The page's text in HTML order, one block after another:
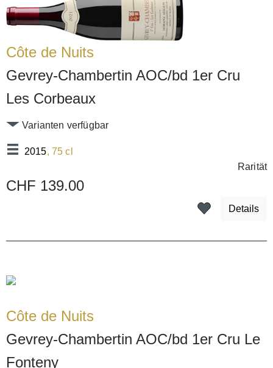
Côte de Nuits
Gevrey-Chambertin AOC/bd 1er Cru
Les Corbeaux
2015, 75 cl
Varianten verfügbar
Rarität
CHF 139.00
Details
Côte de Nuits
Gevrey-Chambertin AOC/bd 1er Cru Le
Fonteny